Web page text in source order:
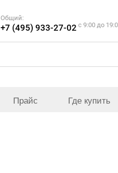
Общий:
+7 (495) 933-27-02 c 9:00 до
Прайс Где купить